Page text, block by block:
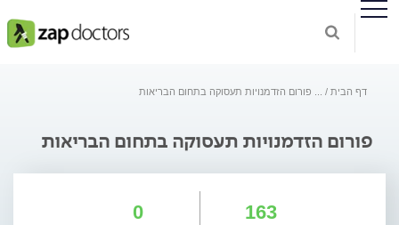
דף הבית פורום הזדמנויות תעסוקה בתחום הבריאות
פורום הזדמנויות תעסוקה בתחום הבריאות
163
0